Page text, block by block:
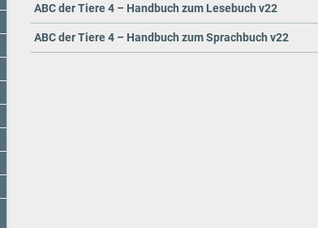
ABC der Tiere 4 – Handbuch zum Lesebuch v22
ABC der Tiere 4 – Handbuch zum Sprachbuch v22